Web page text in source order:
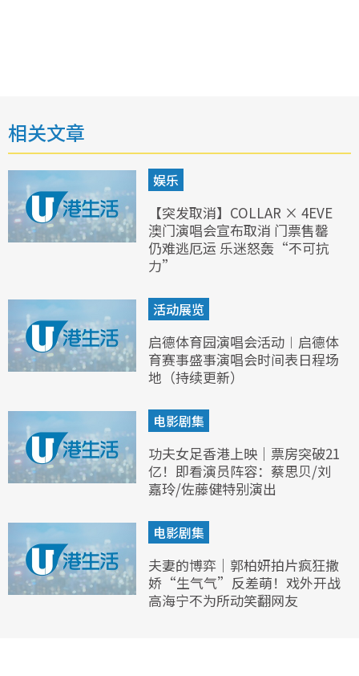
相关文章
娱乐
【突发取消】COLLAR × 4EVE
澳门演唱会宣布取消 门票售罄
仍难逃厄运 乐迷怒轰“不可抗
力”
活动展览
启德体育园演唱会活动︱启德体
育赛事盛事演唱会时间表日程场
地（持续更新）
电影剧集
功夫女足香港上映｜票房突破21
亿！即看演员阵容：蔡思贝/刘
嘉玲/佐藤健特别演出
电影剧集
夫妻的博弈｜郭柏妍拍片疯狂撒
娇“生气气”反差萌！戏外开战
高海宁不为所动笑翻网友